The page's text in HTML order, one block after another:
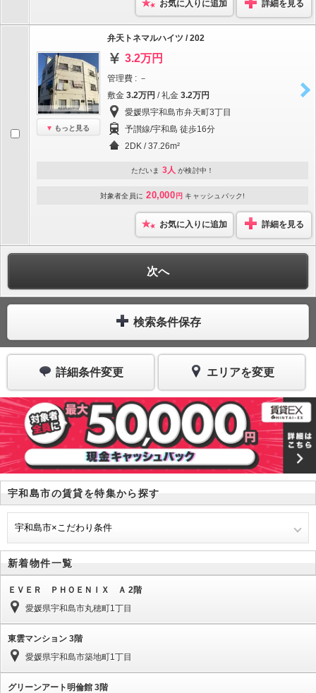
お気に入りに追加 詳細を見る
もっと見る
弁天トネマルハイツ / 202
3.2万円
管理費 : －
敷金 3.2万円 / 礼金 3.2万円
愛媛県宇和島市弁天町3丁目
予讃線/宇和島 徒歩16分
2DK / 37.26m²
ただいま 3人 が検討中！
対象者全員に 20,000 円 キャッシュバック!
お気に入りに追加 詳細を見る
次へ
検索条件保存
詳細条件変更 エリアを変更
宇和島市の賃貸を特集から探す
宇和島市×こだわり条件
新着物件一覧
ＥＶＥＲ ＰＨＯＥＮＩＸ Ａ 2階
愛媛県宇和島市丸穂町1丁目
東雲マンション 3階
愛媛県宇和島市築地町1丁目
グリーンアート明倫館 3階